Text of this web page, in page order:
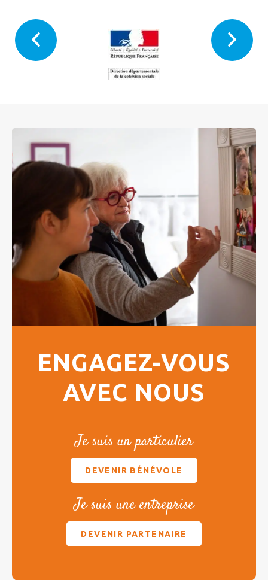
ENGAGEZ-VOUS
AVEC NOUS
Je suis un particulier
DEVENIR BÉNÉVOLE
Je suis une entreprise
DEVENIR PARTENAIRE